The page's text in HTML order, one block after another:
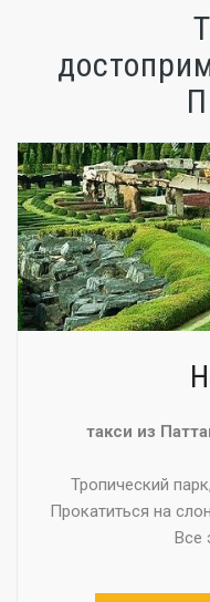
такси из
Тропический
Прокатиться на
Все